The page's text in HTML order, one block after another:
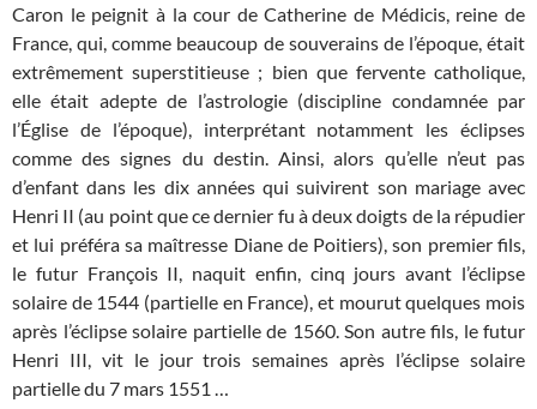
Caron le peignit à la cour de Catherine de Médicis, reine de
France, qui, comme beaucoup de souverains de l’époque, était
extrêmement superstitieuse ; bien que fervente catholique,
elle était adepte de l’astrologie (discipline condamnée par
l’Église de l’époque), interprétant notamment les éclipses
comme des signes du destin. Ainsi, alors qu’elle n’eut pas
d’enfant dans les dix années qui suivirent son mariage avec
Henri II (au point que ce dernier fu à deux doigts de la répudier
et lui préféra sa maîtresse Diane de Poitiers), son premier fils,
le futur François II, naquit enfin, cinq jours avant l’éclipse
solaire de 1544 (partielle en France), et mourut quelques mois
après l’éclipse solaire partielle de 1560. Son autre fils, le futur
Henri III, vit le jour trois semaines après l’éclipse solaire
partielle du 7 mars 1551 …